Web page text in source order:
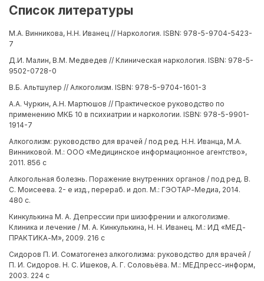
Список литературы
М.А. Винникова, Н.Н. Иванец // Наркология. ISBN: 978-5-9704-5423-
7
Д.И. Малин, В.М. Медведев // Клиническая наркология. ISBN: 978-5-
9502-0728-0
В.Б. Альтшулер // Алкоголизм. ISBN: 978-5-9704-1601-3
А.А. Чуркин, А.Н. Мартюшов // Практическое руководство по
применению МКБ 10 в психиатрии и наркологии. ISBN: 978-5-9901-
1914-7
Алкоголизм: руководство для врачей / под ред. Н.Н. Иванца, М.А.
Винниковой. М.: ООО «Медицинское информационное агентство»,
2011. 856 с
Алкогольная болезнь. Поражение внутренних органов / под ред. В.
С. Моисеева. 2- е изд., перераб. и доп. М.: ГЭОТАР-Медиа, 2014.
480 с.
Кинкулькина М. А. Депрессии при шизофрении и алкоголизме.
Клиника и лечение / М. А. Кинкулькина, Н. Н. Иванец. М.: ИД «МЕД-
ПРАКТИКА-М», 2009. 216 с
Сидоров П. И. Соматогенез алкоголизма: руководство для врачей /
П. И. Сидоров. Н. С. Ишеков, А. Г. Соловьёва. М.: МЕДпресс-информ,
2003. 224 с